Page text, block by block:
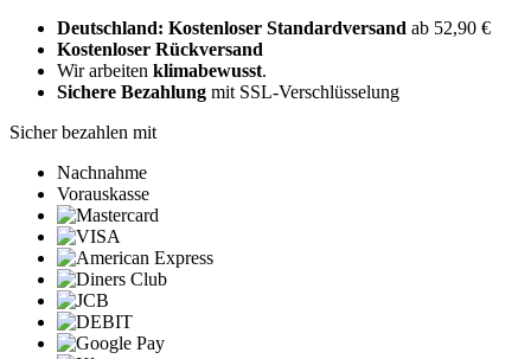
Deutschland: Kostenloser Standardversand ab 52,90 €
Kostenloser Rückversand
Wir arbeiten klimabewusst.
Sichere Bezahlung mit SSL-Verschlüsselung
Sicher bezahlen mit
Nachnahme
Vorauskasse